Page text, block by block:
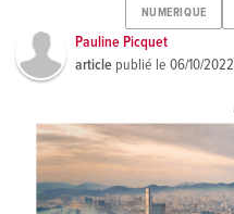
NUMERIQUE
Pauline Picquet
article publié le06/10/2022